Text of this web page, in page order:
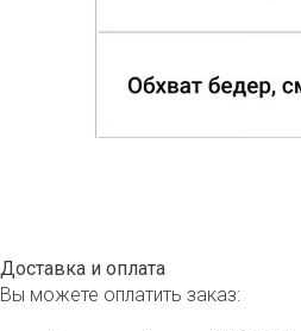
Доставка и оплата
Вы можете оплатить заказ: